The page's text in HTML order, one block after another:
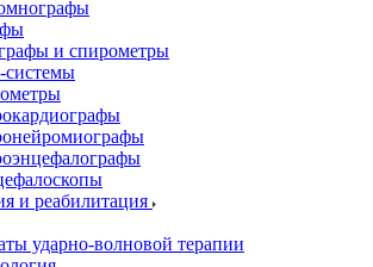
и спирометры
системы
и реабилитация
ударно-волновой терапии